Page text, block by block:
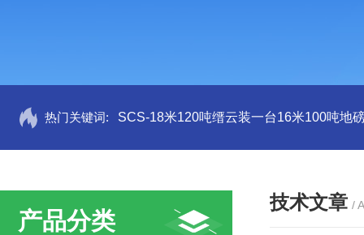
热门关键词: SCS-18米120吨缙云装一台16米100吨地
产品分类
技术文章 /